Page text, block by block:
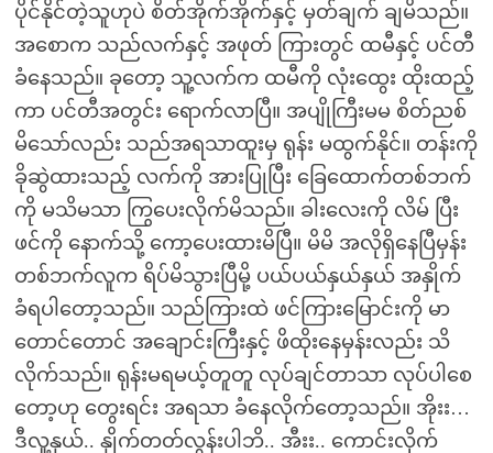
ပိုင်နိုင်တဲ့သူဟုပဲ စိတ်အိုက်အိုက်နှင့် မှတ်ချက် ချမိသည်။
အစောက သည်လက်နှင့် အဖုတ် ကြားတွင် ထမီနှင့် ပင်တီ
ခံနေသည်။ ခုတော့ သူ့လက်က ထမီကို လုံးထွေး ထိုးထည့်
ကာ ပင်တီအတွင်း ရောက်လာပြီ။ အပျိုကြီးမမ စိတ်ညစ်
မိသော်လည်း သည်အရသာထူးမှ ရုန်း မထွက်နိုင်။ တန်းကို
ခိုဆွဲထားသည့် လက်ကို အားပြုပြီး ခြေထောက်တစ်ဘက်
ကို မသိမသာ ကြွပေးလိုက်မိသည်။ ခါးလေးကို လိမ် ပြီး
ဖင်ကို နောက်သို့ ကော့ပေးထားမိပြီ။ မိမိ အလိုရှိနေပြီမှန်း
တစ်ဘက်လူက ရိပ်မိသွားပြီမို့ ပယ်ပယ်နှယ်နှယ် အနှိုက်
ခံရပါတော့သည်။ သည်ကြားထဲ ဖင်ကြားမြောင်းကို မာ
တောင်တောင် အချောင်းကြီးနှင့် ဖိထိုးနေမှန်းလည်း သိ
လိုက်သည်။ ရုန်းမရမယ့်တူတူ လုပ်ချင်တာသာ လုပ်ပါစေ
တော့ဟု တွေးရင်း အရသာ ခံနေလိုက်တော့သည်။ အိုးး…
ဒီလူ့နှယ်.. နှိုက်တတ်လွန်းပါဘိ.. အီးး.. ကောင်းလိုက်